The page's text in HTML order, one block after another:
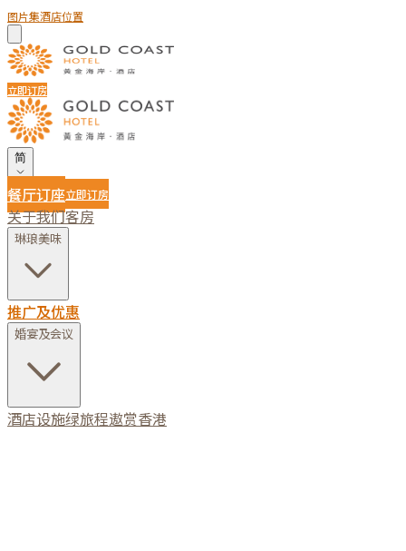
图片集酒店位置
立即订房
简
餐厅订座立即订房
关于我们客房
琳琅美味
推广及优惠
婚宴及会议
酒店设施绿旅程遨赏香港